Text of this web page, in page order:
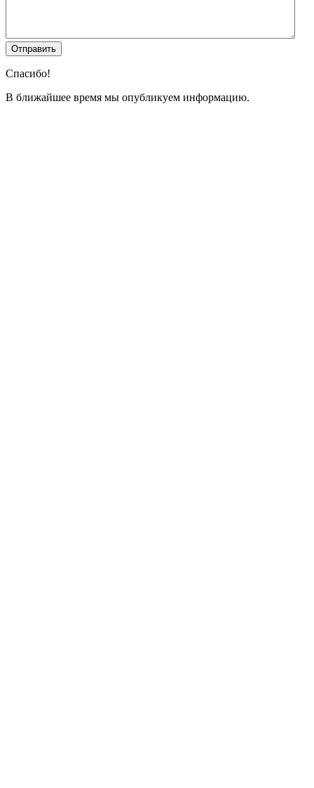
Спасибо!
В ближайшее время мы опубликуем информацию.